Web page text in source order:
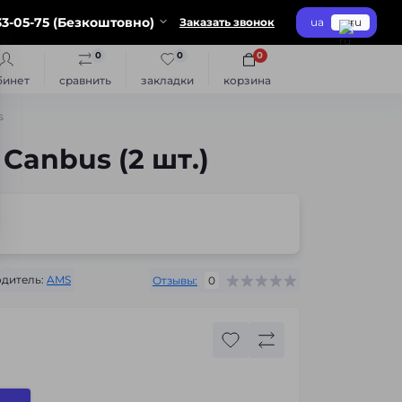
05-75 (Безкоштовно) Заказать звонок ua ru
сравнить
0
закладки
0
корзина
0
(2 шт.)
AMS Отзывы: 0